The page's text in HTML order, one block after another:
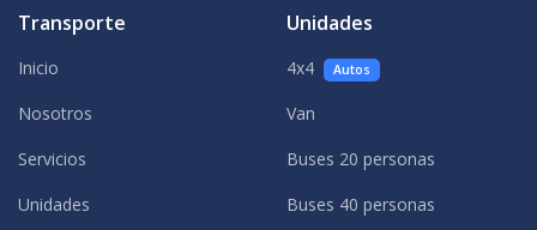
Transporte
Inicio
Nosotros
Servicios
Unidades
Unidades
4x4 Autos
Van
Buses 20 personas
Buses 40 personas